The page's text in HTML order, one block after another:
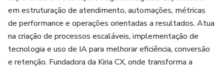
nossa aplicação exclusiva, uma interface sofisticada e
guiada que vai te ajudar ao longo do processo a chegar no
resultado final.
Isso significa na prática que você terá:
em estruturação de atendimento, automações, métricas
de performance e operações orientadas a resultados. Atua
na criação de processos escaláveis, implementação de
tecnologia e uso de IA para melhorar eficiência, conversão
e retenção. Fundadora da Kiria CX, onde transforma a